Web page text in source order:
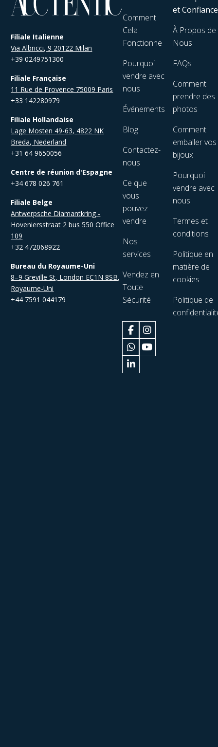
Filiale Italienne
Via Albricci, 9 20122 Milan
+39 0249751300
Filiale Française
11 Rue de Provence 75009 Paris
+33 142280979
Filiale Hollandaise
Lage Mosten 49-63, 4822 NK
Breda, Nederland
+31 64 9650056
Centre de réunion d'Espagne
+34 678 026 761
Filiale Belge
Antwerpsche Diamantkring -
Hoveniersstraat 2 bus 550 Office
109
+32 472068922
Bureau du Royaume-Uni
8–9 Greville St, London EC1N 8SB,
Royaume-Uni
+44 7591 044179
Comment
Cela
Fonctionne
Pourquoi
vendre avec
nous
Événements
Blog
Contactez-
nous
Ce que
vous
pouvez
vendre
Nos
services
Vendez en
Toute
Sécurité
et Confiance
À Propos de
Nous
FAQs
Comment
prendre des
photos
Comment
emballer vos
bijoux
Pourquoi
vendre avec
nous
Termes et
conditions
Politique en
matière de
cookies
Politique de